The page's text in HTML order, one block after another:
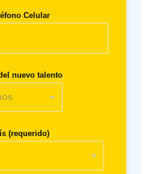
Celular
nuevo talento
(requerido)